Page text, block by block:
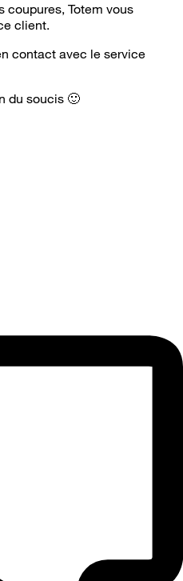
coupures, Totem vous
client.
contact avec le service
du soucis 🙂